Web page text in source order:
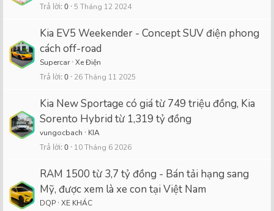
Trả lời 0 5 Tháng 12 2024
Kia EV5 Weekender - Concept SUV điện phong
cách off-road
Supercar Xe Điện
Trả lời 0 26 Tháng 11 2025
Kia New Sportage có giá từ 749 triệu đồng, Kia
Sorento Hybrid từ 1,319 tỷ đồng
vungocbach KIA
Trả lời 0 10 Tháng 6 2026
RAM 1500 từ 3,7 tỷ đồng - Bán tải hạng sang
Mỹ, được xem là xe con tại Việt Nam
DQP XE KHÁC